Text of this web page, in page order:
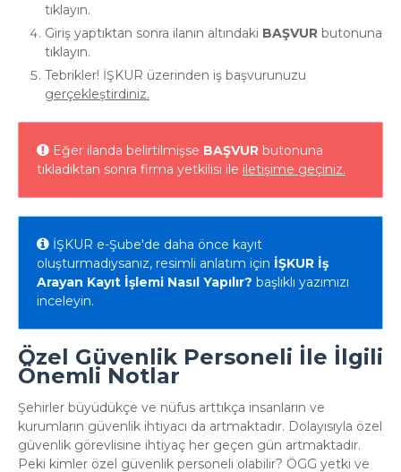
tıklayın.
Giriş yaptıktan sonra ilanın altındaki BAŞVUR butonuna
tıklayın.
Tebrikler! İŞKUR üzerinden iş başvurunuzu
gerçekleştirdiniz.
Eğer ilanda belirtilmişse BAŞVUR butonuna
tıkladıktan sonra firma yetkilisi ile iletişime geçiniz.
İŞKUR e-Şube'de daha önce kayıt
oluşturmadıysanız, resimli anlatım için İŞKUR İş
Arayan Kayıt İşlemi Nasıl Yapılır? başlıklı yazımızı
inceleyin.
Özel Güvenlik Personeli İle İlgili
Önemli Notlar
Şehirler büyüdükçe ve nüfus arttıkça insanların ve
kurumların güvenlik ihtiyacı da artmaktadır. Dolayısıyla özel
güvenlik görevlisine ihtiyaç her geçen gün artmaktadır.
Peki kimler özel güvenlik personeli olabilir? ÖGG yetki ve